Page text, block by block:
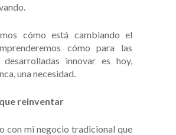
cómo está cambiando el
cómo para las
desarrolladas innovar es hoy,
una necesidad.
reinventar
con mi negocio tradicional que